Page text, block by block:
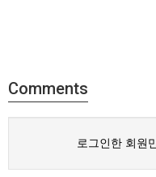
Comments
로그인한 회원